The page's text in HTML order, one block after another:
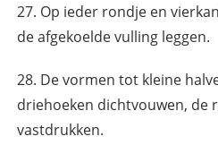
Op ieder rondje en
de afgekoelde vulling leggen.
De vormen tot kleine
driehoeken dichtvouwen, de
vastdrukken.